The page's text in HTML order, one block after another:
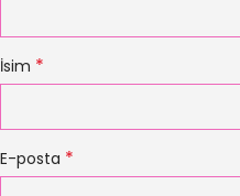
İsim *
E-posta *